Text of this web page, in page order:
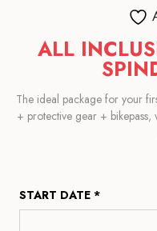
ALL
The ideal package for your
+ protective gear +
START DATE *